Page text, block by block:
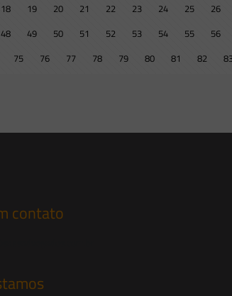
18 19 20 21 22 23 24 25 26
48 49 50 51 52 53 54 55 56
75 76 77 78 79 80 81 82
contato